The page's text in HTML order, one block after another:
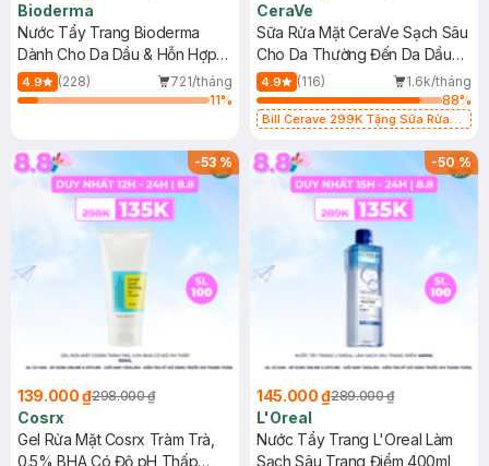
Bioderma
Nước Tẩy Trang Bioderma
Dành Cho Da Dầu & Hỗn Hợp
500ml
4.9 (228)
721/tháng
11%
CeraVe
Sữa Rửa Mặt CeraVe Sạch Sâu
Cho Da Thường Đến Da Dầu
473ml
4.9 (116)
1.6k/tháng
88%
Bill Cerave 299K Tặng Sữa Rửa
-53%
139.000 ₫298.000 ₫
Cosrx
Gel Rửa Mặt Cosrx Tràm Trà,
0.5% BHA Có Độ pH Thấp
-50%
145.000 ₫289.000 ₫
L'Oreal
Nước Tẩy Trang L'Oreal Làm
Sạch Sâu Trang Điểm 400ml